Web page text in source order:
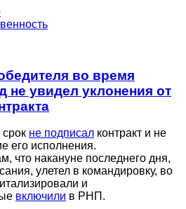
во время
не увидел уклонения от
не подписал контракт и не
его исполнения.
что накануне последнего дня,
улетел в командировку, во
и
включили в РНП.